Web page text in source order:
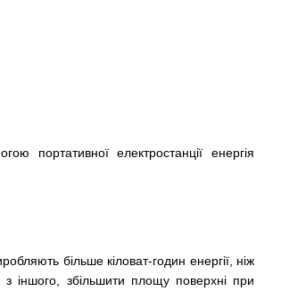
портативної електростанції енергія
більше кіловат-годин енергії, ніж
іншого, збільшити площу поверхні при